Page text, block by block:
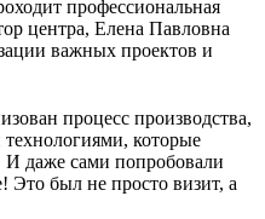
профессиональная
центра, Елена Павловна
важных проектов и
процесс производства,
которые
даже сами попробовали
был не просто визит, а